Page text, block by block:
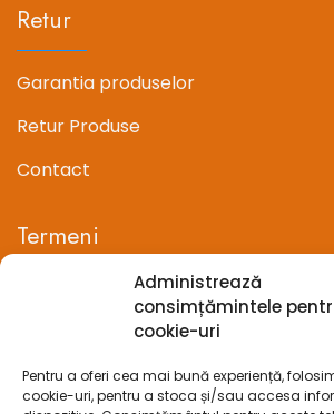
Administrează
consimțămintele
cookie-uri
Pentru a oferi cea mai bună experiență,
cookie-uri, pentru a stoca și/sau accesa
Retur
Garantia produselor
Retur Produse
Contact
Termeni
Termeni si conditii
Confidentialitate
Politica cookie-uri (UE)